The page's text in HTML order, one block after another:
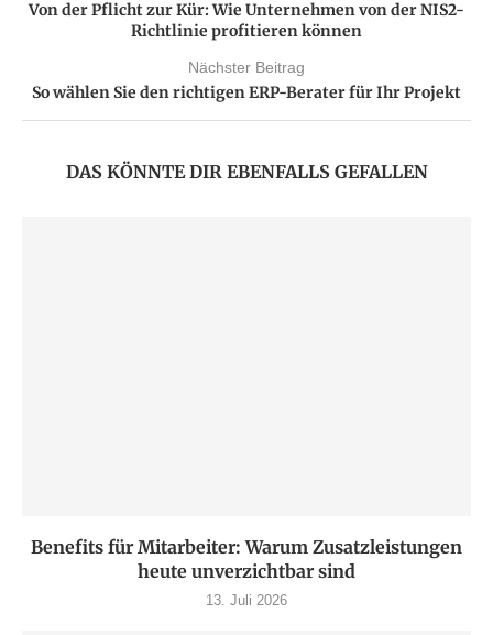
Von der Pflicht zur Kür: Wie Unternehmen von der NIS2-
Richtlinie profitieren können
Nächster Beitrag
So wählen Sie den richtigen ERP-Berater für Ihr Projekt
DAS KÖNNTE DIR EBENFALLS GEFALLEN
Benefits für Mitarbeiter: Warum Zusatzleistungen
heute unverzichtbar sind
13. Juli 2026